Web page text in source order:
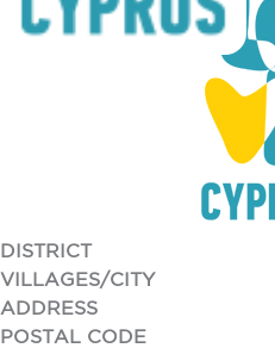
DISTRICT
VILLAGES/CITY
ADDRESS
POSTAL CODE